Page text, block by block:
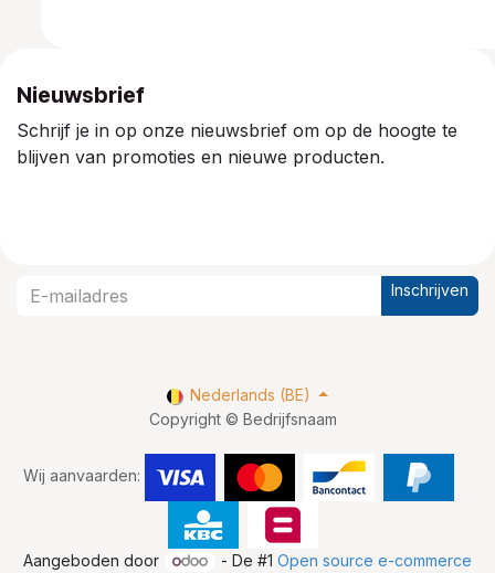
Nieuwsbrief
Schrijf je in op onze nieuwsbrief om op de hoogte te
blijven van promoties en nieuwe producten.
Inschrijven
Copyright © Bedrijfsnaam
Wij aanvaarden:
Nederlands (BE)
Aangeboden door - De #1Open source e-commerce